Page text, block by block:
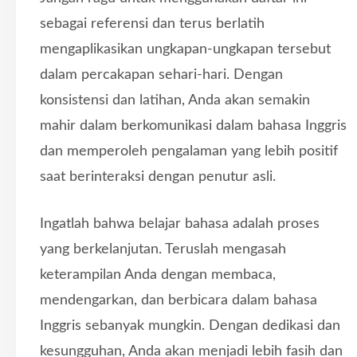
sebagai referensi dan terus berlatih
mengaplikasikan ungkapan-ungkapan tersebut
dalam percakapan sehari-hari. Dengan
konsistensi dan latihan, Anda akan semakin
mahir dalam berkomunikasi dalam bahasa Inggris
dan memperoleh pengalaman yang lebih positif
saat berinteraksi dengan penutur asli.
Ingatlah bahwa belajar bahasa adalah proses
yang berkelanjutan. Teruslah mengasah
keterampilan Anda dengan membaca,
mendengarkan, dan berbicara dalam bahasa
Inggris sebanyak mungkin. Dengan dedikasi dan
kesungguhan, Anda akan menjadi lebih fasih dan